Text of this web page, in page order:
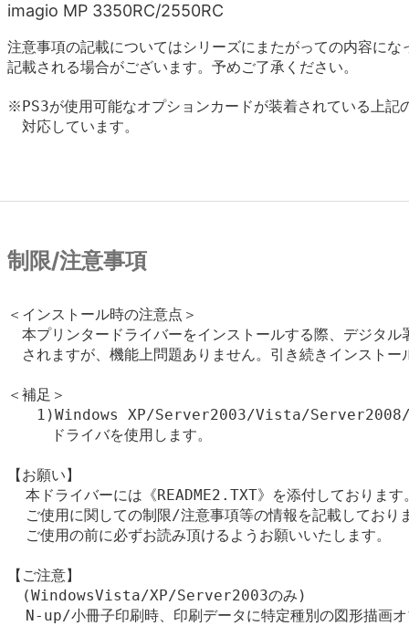
imagio MP 3350RC/2550RC
注意事項の記載についてはシリーズにまたがっての内容に
記載される場合がございます。予めご了承ください。
※PS3が使用可能なオプションカードが装着されている上記
対応しています。
制限/注意事項
＜インストール時の注意点＞
本プリンタードライバーをインストールする際、デジタル
されますが、機能上問題ありません。引き続きインストー
＜補足＞
1)Windows XP/Server2003/Vista/Server2008/7/
ドライバを使用します。
【お願い】
本ドライバーには《README2.TXT》を添付しております
ご使用に関しての制限/注意事項等の情報を記載しており
  ご使用の前に必ずお読み頂けるようお願いいたします。
【ご注意】
(WindowsVista/XP/Server2003のみ)
N-up/小冊子印刷時、印刷データに特定種別の図形描画